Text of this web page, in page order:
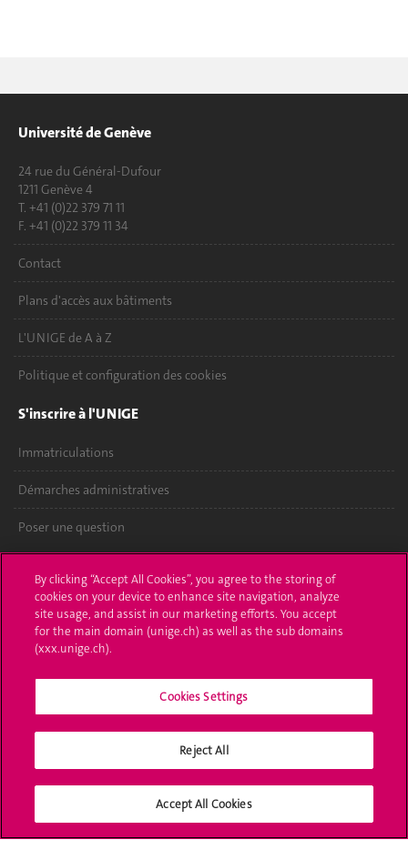
Université de Genève
24 rue du Général-Dufour
1211 Genève 4
T. +41 (0)22 379 71 11
F. +41 (0)22 379 11 34
Contact
Plans d'accès aux bâtiments
L'UNIGE de A à Z
Politique et configuration des cookies
S'inscrire à l'UNIGE
Immatriculations
Démarches administratives
Poser une question
UNIGE Mobile
Médias
Offres d'emploi
Bibliothèque
Médias sociaux UNIGE
By clicking “Accept All Cookies”, you agree to the storing of
cookies on your device to enhance site navigation, analyze
site usage, and assist in our marketing efforts. You accept
for the main domain (unige.ch) as well as the sub domains
(xxx.unige.ch).
Cookies Settings
Reject All
Accept All Cookies